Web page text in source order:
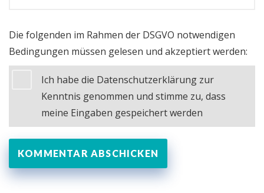
Die folgenden im Rahmen der DSGVO notwendigen
Bedingungen müssen gelesen und akzeptiert werden:
Ich habe die Datenschutzerklärung zur
Kenntnis genommen und stimme zu, dass
meine Eingaben gespeichert werden